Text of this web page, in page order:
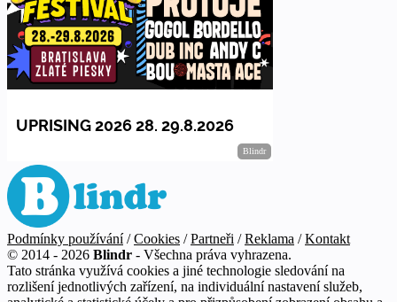
Podmínky používání / Cookies / Partneři / Reklama / Kontakt
© 2014 - 2026 Blindr - Všechna práva vyhrazena.
Tato stránka využívá cookies a jiné technologie sledování na
rozlišení jednotlivých zařízení, na individuální nastavení služeb,